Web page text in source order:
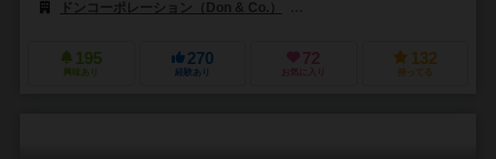
ドンコーポレーション（Don & Co.）
195
興味あり
270
経験あり
72
お気に入り
132
持ってる